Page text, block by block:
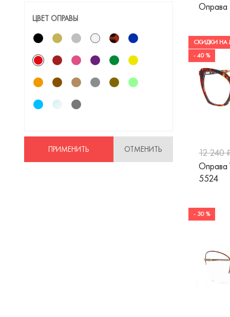
ЦВЕТ ОПРАВЫ
ПРИМЕНИТЬ ОТМЕНИТЬ
Оправа
СКИДКИ НА
- 40 %
12 240
Оправа
5524
- 30 %